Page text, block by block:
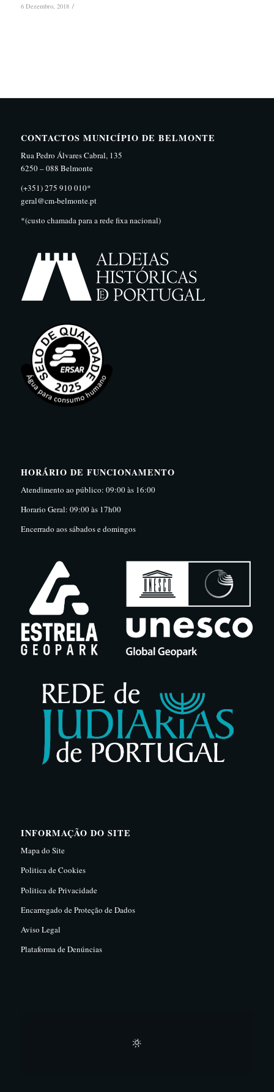
6 Dezembro, 2018 /
CONTACTOS MUNICÍPIO DE BELMONTE
Rua Pedro Álvares Cabral, 135
6250 – 088 Belmonte
(+351) 275 910 010*
geral@cm-belmonte.pt
*(custo chamada para a rede fixa nacional)
HORÁRIO DE FUNCIONAMENTO
Atendimento ao público: 09:00 às 16:00
Horario Geral: 09:00 às 17h00
Encerrado aos sábados e domingos
INFORMAÇÃO DO SITE
Mapa do Site
Politica de Cookies
Politica de Privacidade
Encarregado de Proteção de Dados
Aviso Legal
Plataforma de Denúncias